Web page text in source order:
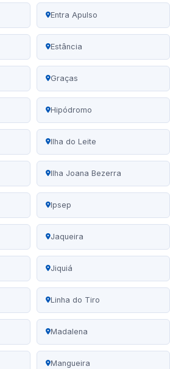
Entra Apulso
Estância
Graças
Hipódromo
Ilha do Leite
Ilha Joana Bezerra
Ipsep
Jaqueira
Jiquiá
Linha do Tiro
Madalena
Mangueira